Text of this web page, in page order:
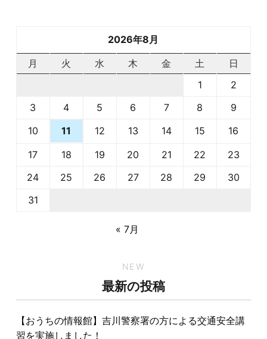
2026年8月
月
火 水 木 金 土
日
1
2
3
4 5 6 7 8
9
10
11 12 13 14 15
16
17
18 19 20 21 22
23
24
25 26 27 28 29
30
31
« 7月
NEW
最新の投稿
【おうちの情報館】吉川警察署の方による交通安全講
習を実施しました！